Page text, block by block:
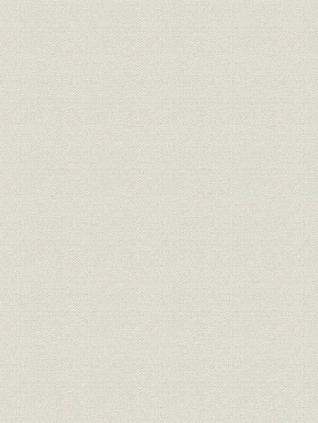
製品
原子炉用磁気ジャッキ形制御棒
駆動装置用高温マグネットコイ
ル
昭和39年
製品 軽水臨界実験装置 JMTRC 昭和40年
製品;技術
[電子計算機、第1号機と第2号機
の]機能比較
[昭和36年
経営
[電子計算機、]当時の対象業務の
例
[昭和39年
施設
[21世紀に向けた都市型研究所、
総合研究所] アトリウム、総合研
究所全景、リフレッシュコーナ
ー、1階プレゼンテーションル
ーム
[平成5年
施設 総合研究所のフロア構成 [平成5年
施設;設備
[総合研究所の]監視設備とセキュ
リティシステム
[平成5年]
製品
両腕型マニプレータ[(遠隔操作
装置)]
昭和61年
製品
[納入した]九州電力今宿変電所内
電力貯蔵試験所にて運転試験中
の1 MW級亜鉛-臭素電池
平成2年
製品 電気自動車IZAの駆動系
[平成2年
(1992年)